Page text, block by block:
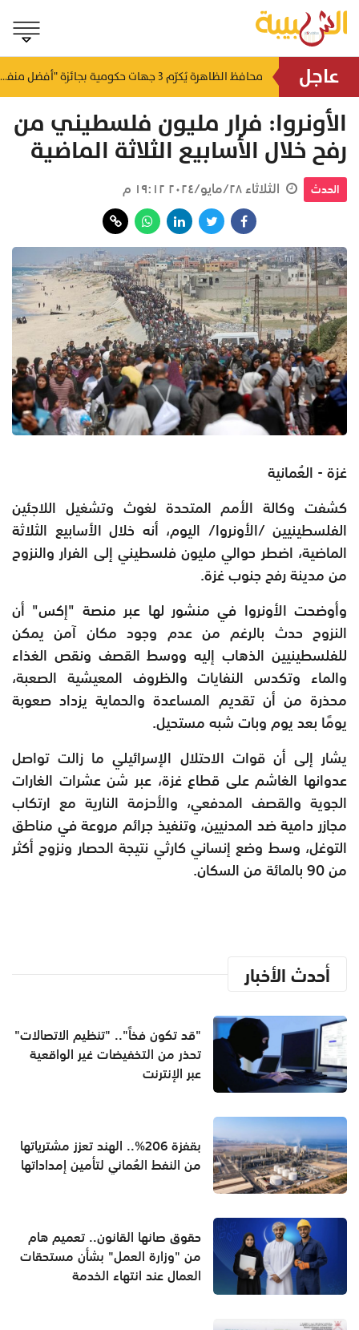
عاجل
منذ ١٥ ساعة منذ ١٦ ساعة محافظ الظاهرة يُكرّم 3 جهات حكومية بجائزة "أفضل منفذ تقديم خدمة" لعام 2025
الأونروا: فرار مليون فلسطيني من
رفح خلال الأسابيع الثلاثة الماضية
الحدث الثلاثاء ٢٨/مايو/٢٠٢٤ ١٩:١٢ م
غزة - العُمانية
كشفت وكالة الأمم المتحدة لغوث وتشغيل اللاجئين
الفلسطينيين /الأونروا/ اليوم، أنه خلال الأسابيع الثلاثة
الماضية، اضطر حوالي مليون فلسطيني إلى الفرار والنزوح
من مدينة رفح جنوب غزة.
وأوضحت الأونروا في منشور لها عبر منصة "إكس" أن
النزوح حدث بالرغم من عدم وجود مكان آمن يمكن
للفلسطينيين الذهاب إليه ووسط القصف ونقص الغذاء
والماء وتكدس النفايات والظروف المعيشية الصعبة،
محذرة من أن تقديم المساعدة والحماية يزداد صعوبة
يومًا بعد يوم وبات شبه مستحيل.
يشار إلى أن قوات الاحتلال الإسرائيلي ما زالت تواصل
عدوانها الغاشم على قطاع غزة، عبر شن عشرات الغارات
الجوية والقصف المدفعي، والأحزمة النارية مع ارتكاب
مجازر دامية ضد المدنيين، وتنفيذ جرائم مروعة في مناطق
التوغل، وسط وضع إنساني كارثي نتيجة الحصار ونزوح أكثر
من 90 بالمائة من السكان.
أحدث الأخبار
"قد تكون فخاً".. "تنظيم الاتصالات"
تحذر من التخفيضات غير الواقعية
عبر الإنترنت
بقفزة 206%.. الهند تعزز مشترياتها
من النفط العُماني لتأمين إمداداتها
حقوق صانها القانون.. تعميم هام
من "وزارة العمل" بشأن مستحقات
العمال عند انتهاء الخدمة